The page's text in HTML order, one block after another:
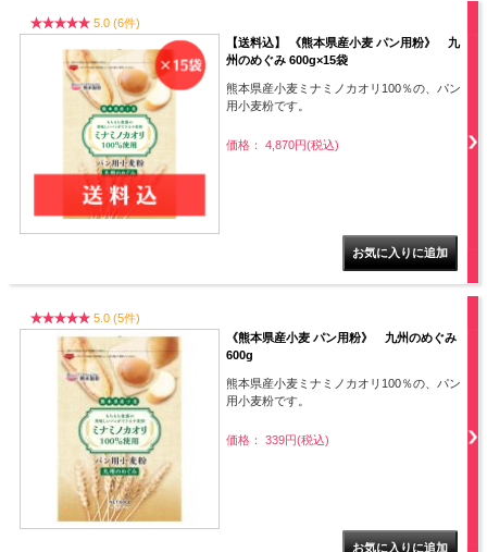
5.0 (6件)
【送料込】 《熊本県産小麦 パン用粉》 九
州のめぐみ 600g×15袋
熊本県産小麦ミナミノカオリ100％の、パン
用小麦粉です。
価格： 4,870円(税込)
5.0 (5件)
《熊本県産小麦 パン用粉》 九州のめぐみ
600g
熊本県産小麦ミナミノカオリ100％の、パン
用小麦粉です。
価格： 339円(税込)